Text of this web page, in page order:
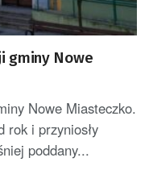
gminy Nowe
Nowe Miasteczko.
rok i przyniosły
poddany...